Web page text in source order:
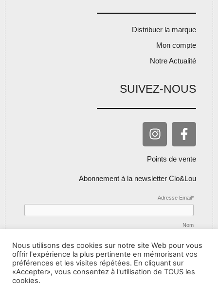
Distribuer la marque
Mon compte
Notre Actualité
SUIVEZ-NOUS
Points de vente
Abonnement à la newsletter Clo&Lou
Adresse Email*
Nom
Nous utilisons des cookies sur notre site Web pour vous
offrir l'expérience la plus pertinente en mémorisant vos
préférences et les visites répétées. En cliquant sur
«Accepter», vous consentez à l'utilisation de TOUS les
cookies.